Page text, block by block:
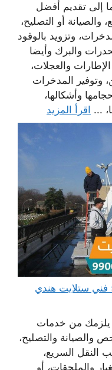
إلى تقديم أفضل
والصيانة أو التصليح،
وتزويد بالوقود
والبرك وأيضا
والعجلات،
وتوفير المدخرات
وأشكالها،
... اقرأ المزيد
فني ستلايت المطلاع 52227330 فني ستلايت هندي
يلزمك من خدمات
والصيانة والتصليح،
النقل السريع،
والملحقات، أو